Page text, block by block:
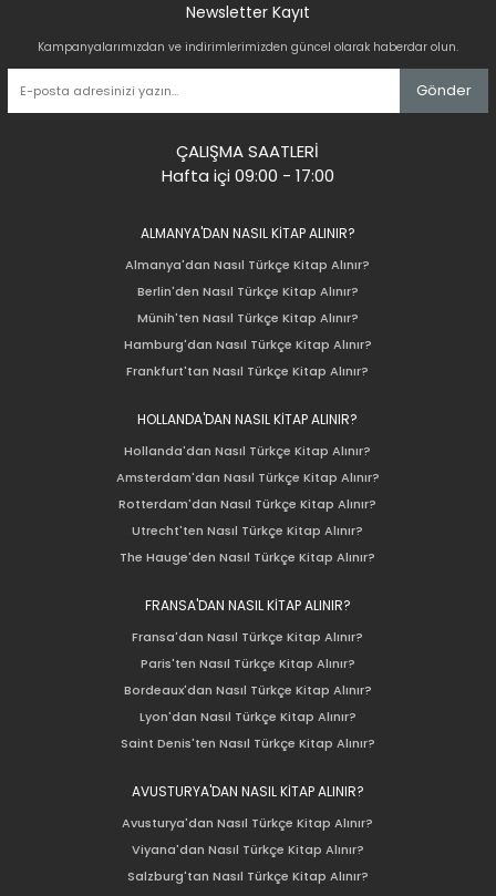
Newsletter Kayıt
Kampanyalarımızdan ve indirimlerimizden güncel olarak haberdar olun.
Gönder
ÇALIŞMA SAATLERİ
Hafta içi 09:00 - 17:00
ALMANYA'DAN NASIL KİTAP ALINIR?
Almanya'dan Nasıl Türkçe Kitap Alınır?
Berlin'den Nasıl Türkçe Kitap Alınır?
Münih'ten Nasıl Türkçe Kitap Alınır?
Hamburg'dan Nasıl Türkçe Kitap Alınır?
Frankfurt'tan Nasıl Türkçe Kitap Alınır?
HOLLANDA'DAN NASIL KİTAP ALINIR?
Hollanda'dan Nasıl Türkçe Kitap Alınır?
Amsterdam'dan Nasıl Türkçe Kitap Alınır?
Rotterdam'dan Nasıl Türkçe Kitap Alınır?
Utrecht'ten Nasıl Türkçe Kitap Alınır?
The Hauge'den Nasıl Türkçe Kitap Alınır?
FRANSA'DAN NASIL KİTAP ALINIR?
Fransa'dan Nasıl Türkçe Kitap Alınır?
Paris'ten Nasıl Türkçe Kitap Alınır?
Bordeaux'dan Nasıl Türkçe Kitap Alınır?
Lyon'dan Nasıl Türkçe Kitap Alınır?
Saint Denis'ten Nasıl Türkçe Kitap Alınır?
AVUSTURYA'DAN NASIL KİTAP ALINIR?
Avusturya'dan Nasıl Türkçe Kitap Alınır?
Viyana'dan Nasıl Türkçe Kitap Alınır?
Salzburg'tan Nasıl Türkçe Kitap Alınır?